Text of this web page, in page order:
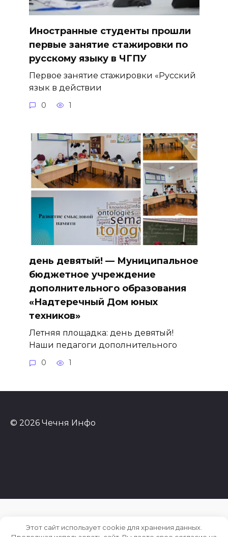
Иностранные студенты прошли
первые занятие стажировки по
русскому языку в ЧГПУ
Первое занятие стажировки «Русский
язык в действии
0 1
день девятый! — Муниципальное
бюджетное учреждение
дополнительного образования
«Надтеречный Дом юных
техников»
Летняя площадка: день девятый!
Наши педагоги дополнительного
0 1
© 2026 Чечня Инфо
Этот сайт использует cookie для хранения данных.